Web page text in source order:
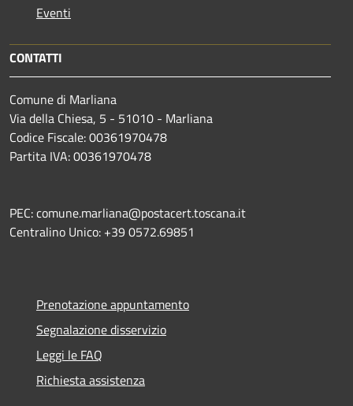
Eventi
CONTATTI
Comune di Marliana
Via della Chiesa, 5 - 51010 - Marliana
Codice Fiscale: 00361970478
Partita IVA: 00361970478
PEC: comune.marliana@postacert.toscana.it
Centralino Unico: +39 0572.69851
Prenotazione appuntamento
Segnalazione disservizio
Leggi le FAQ
Richiesta assistenza